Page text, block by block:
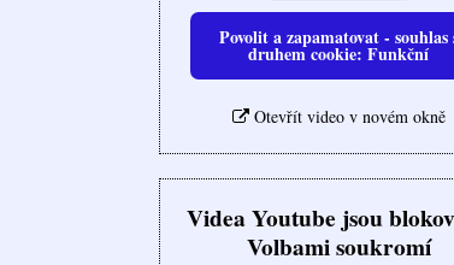
Povolit a zapamatovat - souhlas
druhem cookie: Funkční
Otevřít video v novém okně
Videa Youtube jsou
Volbami soukromí